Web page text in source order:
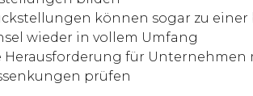
können sogar zu
wieder in vollem Umfang
Herausforderung für
prüfen